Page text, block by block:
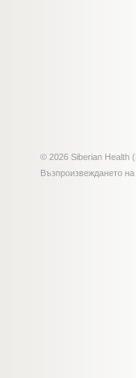
© 2026 Siberian Health
Възпроизвеждането